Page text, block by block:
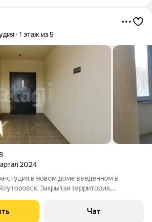
1 этаж из 5
2024
студия,в новом доме введенном в
Закрытая территория,
счетчик на тепло, что позволяет
а как следствие
Чат